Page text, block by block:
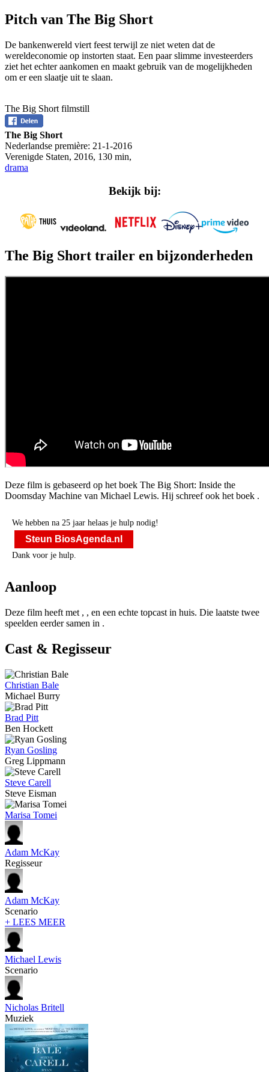
Pitch van The Big Short
De bankenwereld viert feest terwijl ze niet weten dat de
wereldeconomie op instorten staat. Een paar slimme investeerders
ziet het echter aankomen en maakt gebruik van de mogelijkheden
om er een slaatje uit te slaan.
The Big Short filmstill
The Big Short
Nederlandse première: 21-1-2016
Verenigde Staten, 2016, 130 min,
drama
Bekijk bij:
The Big Short trailer en bijzonderheden
Deze film is gebaseerd op het boek The Big Short: Inside the
Doomsday Machine van Michael Lewis. Hij schreef ook het boek .
We hebben na 25 jaar helaas je hulp nodig!
Steun BiosAgenda.nl
Dank voor je hulp.
Aanloop
Deze film heeft met , , en een echte topcast in huis. Die laatste twee
speelden eerder samen in .
Cast & Regisseur
Christian Bale
Michael Burry
Brad Pitt
Ben Hockett
Ryan Gosling
Greg Lippmann
Steve Carell
Steve Eisman
Marisa Tomei
Adam McKay
Regisseur
Adam McKay
Scenario
+ LEES MEER
Michael Lewis
Scenario
Nicholas Britell
Muziek